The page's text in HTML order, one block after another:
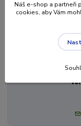
Máte
Náš e-shop a partneři
cookies, aby Vám